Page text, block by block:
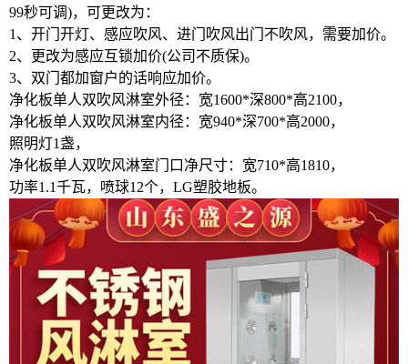
99秒可调)，可更改为：
1、开门开灯、感应吹风、进门吹风出门不吹风，需要加价。
2、更改为感应互锁加价(公司不质保)。
3、双门都加窗户的话响应加价。
净化板单人双吹风淋室外径：宽1600*深800*高2100，
净化板单人双吹风淋室内径：宽940*深700*高2000，
照明灯1盏，
净化板单人双吹风淋室门口净尺寸：宽710*高1810，
功率1.1千瓦，喷球12个，LG塑胶地板。